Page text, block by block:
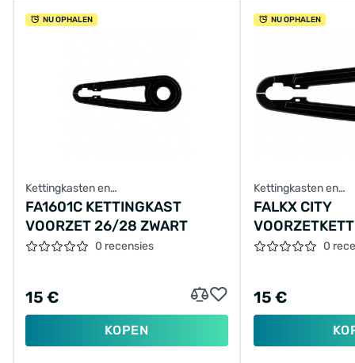
NU OPHALEN
Kettingkasten en
achterbrugbescherming
FA1601C KETTINGKAST
VOORZET 26/28 ZWART
0 recensies
15 €
KOPEN
NU OPHALEN
Kettingkasten en
FALKX CITY
26/28 INCH
0
15 €